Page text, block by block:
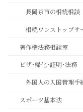
長岡京市の相続相談
相続ワンストップサ
著作権法務相談室
ビザ･帰化･証明･法務
外国人の入国管理
スポーツ基本法